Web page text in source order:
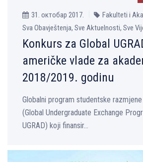
31. октобар 2017.
Fakulteti i
Sva Obavještenja, Sve Aktuelnosti, Sve
Konkurs za Global
američke vlade za
2018/2019. godinu
Globalni program studentske razmjene
(Global Undergraduate Exchange
UGRAD) koji finansir...